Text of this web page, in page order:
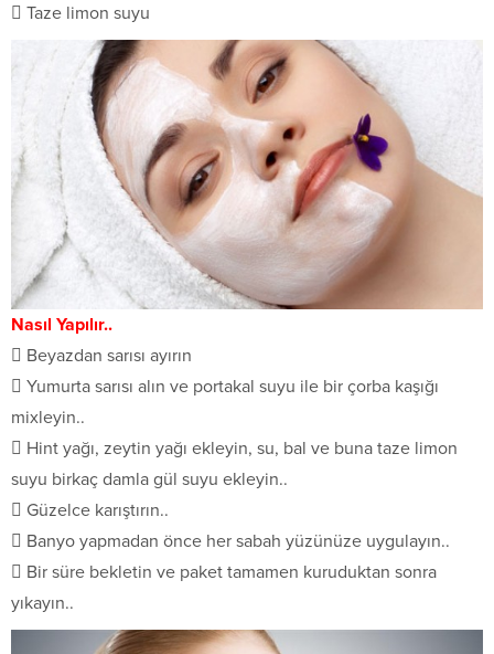
 Taze limon suyu
Nasıl Yapılır..
 Beyazdan sarısı ayırın
 Yumurta sarısı alın ve portakal suyu ile bir çorba kaşığı
mixleyin..
 Hint yağı, zeytin yağı ekleyin, su, bal ve buna taze limon
suyu birkaç damla gül suyu ekleyin..
 Güzelce karıştırın..
 Banyo yapmadan önce her sabah yüzünüze uygulayın..
 Bir süre bekletin ve paket tamamen kuruduktan sonra
yıkayın..